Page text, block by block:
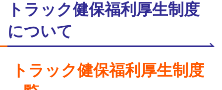
トラック健保福利厚生制度
について
トラック健保福利厚生制度